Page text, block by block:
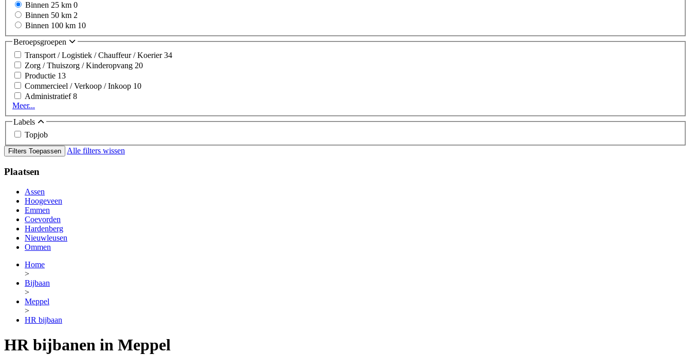
Binnen 25 km 0
Binnen 50 km 2
Binnen 100 km 10
Beroepsgroepen
Transport / Logistiek / Chauffeur / Koerier34
Zorg / Thuiszorg / Kinderopvang 20
Productie 13
Commercieel / Verkoop / Inkoop 10
Administratief8
Meer...
Labels
Topjob
Filters Toepassen Alle filters wissen
Plaatsen
Assen
Hoogeveen
Emmen
Coevorden
Hardenberg
Nieuwleusen
Ommen
Home
>
Bijbaan
>
Meppel
>
HR bijbaan
HR bijbanen in Meppel